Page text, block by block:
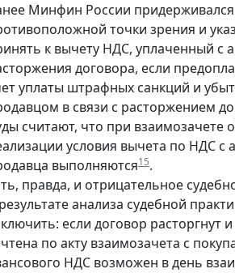
Минфин России придерживался
точки зрения и
к вычету НДС, уплаченный с
договора, если
уплаты штрафных санкций и
в связи с расторжением
считают, что при взаимозачете
условия вычета по НДС с
выполняются15.
правда, и отрицательное
анализа судебной
если договор расторгнут
по акту взаимозачета с
НДС возможен в день